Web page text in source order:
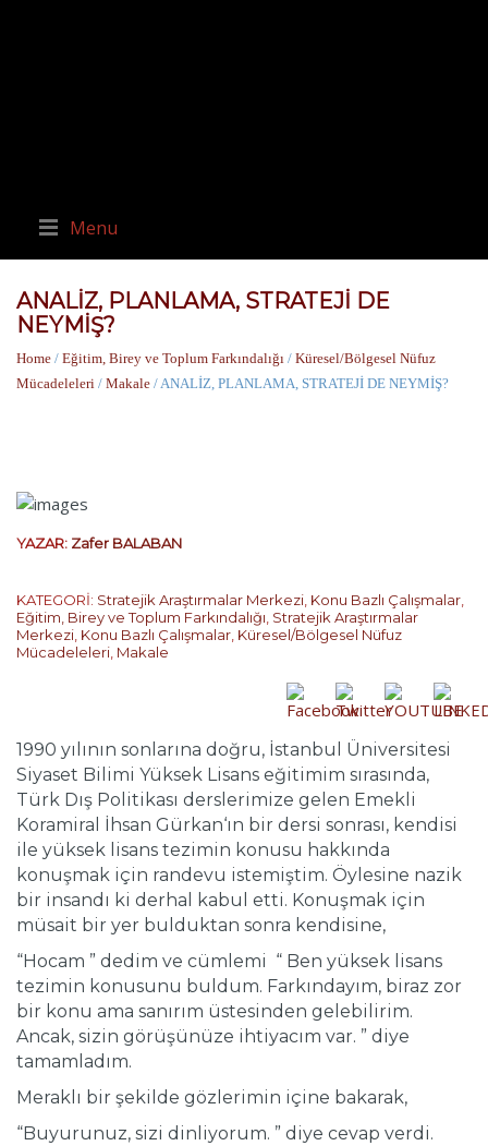
Menu
ANALİZ, PLANLAMA, STRATEJİ DE
NEYMİŞ?
Home / Eğitim, Birey ve Toplum Farkındalığı / Küresel/Bölgesel Nüfuz
Mücadeleleri / Makale / ANALİZ, PLANLAMA, STRATEJİ DE NEYMİŞ?
YAZAR: Zafer BALABAN
KATEGORİ: Stratejik Araştırmalar Merkezi, Konu Bazlı Çalışmalar,
Eğitim, Birey ve Toplum Farkındalığı, Stratejik Araştırmalar
Merkezi, Konu Bazlı Çalışmalar, Küresel/Bölgesel Nüfuz
Mücadeleleri, Makale
1990 yılının sonlarına doğru, İstanbul Üniversitesi
Siyaset Bilimi Yüksek Lisans eğitimim sırasında,
Türk Dış Politikası derslerimize gelen Emekli
Koramiral İhsan Gürkan‘ın bir dersi sonrası, kendisi
ile yüksek lisans tezimin konusu hakkında
konuşmak için randevu istemiştim. Öylesine nazik
bir insandı ki derhal kabul etti. Konuşmak için
müsait bir yer bulduktan sonra kendisine,
“Hocam ” dedim ve cümlemi “ Ben yüksek lisans
tezimin konusunu buldum. Farkındayım, biraz zor
bir konu ama sanırım üstesinden gelebilirim.
Ancak, sizin görüşünüze ihtiyacım var. ” diye
tamamladım.
Meraklı bir şekilde gözlerimin içine bakarak,
“Buyurunuz, sizi dinliyorum. ” diye cevap verdi.